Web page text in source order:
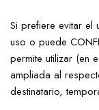
Si prefiere evitar el
uso o puede
permite utilizar (en
ampliada al
destinatario,